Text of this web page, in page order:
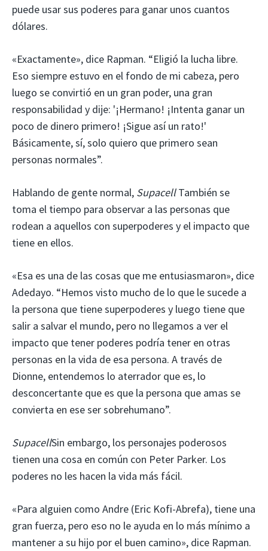
puede usar sus poderes para ganar unos cuantos
dólares.
«Exactamente», dice Rapman. “Eligió la lucha libre.
Eso siempre estuvo en el fondo de mi cabeza, pero
luego se convirtió en un gran poder, una gran
responsabilidad y dije: '¡Hermano! ¡Intenta ganar un
poco de dinero primero! ¡Sigue así un rato!'
Básicamente, sí, solo quiero que primero sean
personas normales”.
Hablando de gente normal, SupacellTambién se
toma el tiempo para observar a las personas que
rodean a aquellos con superpoderes y el impacto que
tiene en ellos.
«Esa es una de las cosas que me entusiasmaron», dice
Adedayo. “Hemos visto mucho de lo que le sucede a
la persona que tiene superpoderes y luego tiene que
salir a salvar el mundo, pero no llegamos a ver el
impacto que tener poderes podría tener en otras
personas en la vida de esa persona. A través de
Dionne, entendemos lo aterrador que es, lo
desconcertante que es que la persona que amas se
convierta en ese ser sobrehumano”.
SupacellSin embargo, los personajes poderosos
tienen una cosa en común con Peter Parker. Los
poderes no les hacen la vida más fácil.
«Para alguien como Andre (Eric Kofi-Abrefa), tiene una
gran fuerza, pero eso no le ayuda en lo más mínimo a
mantener a su hijo por el buen camino», dice Rapman.